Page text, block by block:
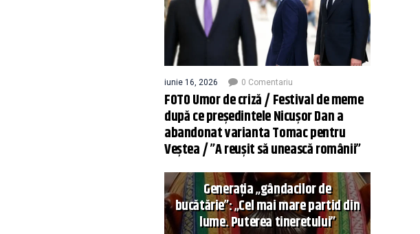
iunie 16, 2026 0 Comentariu
FOTO Umor de criză / Festival de meme
după ce președintele Nicușor Dan a
abandonat varianta Tomac pentru
Veștea / ”A reușit să unească românii”
Generația „gândacilor de
bucătărie”: „Cel mai mare partid din
lume. Puterea tineretului”